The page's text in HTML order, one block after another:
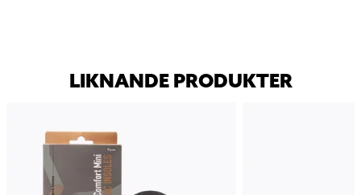
LIKNANDE PRODUKTER